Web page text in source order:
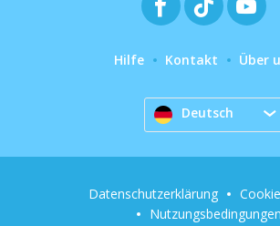
Hilfe Kontakt Über
Deutsch
Datenschutzerklärung
Nutzungsbedingungen